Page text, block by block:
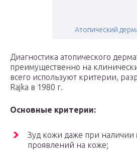
Атопический
Диагностика атопического
преимущественно на
всего используют критерии,
Rajka в 1980 г.
Основные критерии:
Зуд кожи даже при
проявлений на коже;